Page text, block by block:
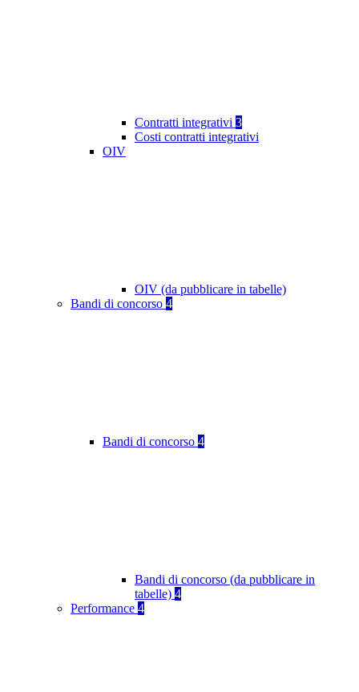
Contratti integrativi 3
Costi contratti integrativi
OIV
OIV (da pubblicare in tabelle)
Bandi di concorso 4
Bandi di concorso 4
Bandi di concorso (da pubblicare in
tabelle) 4
Performance 4